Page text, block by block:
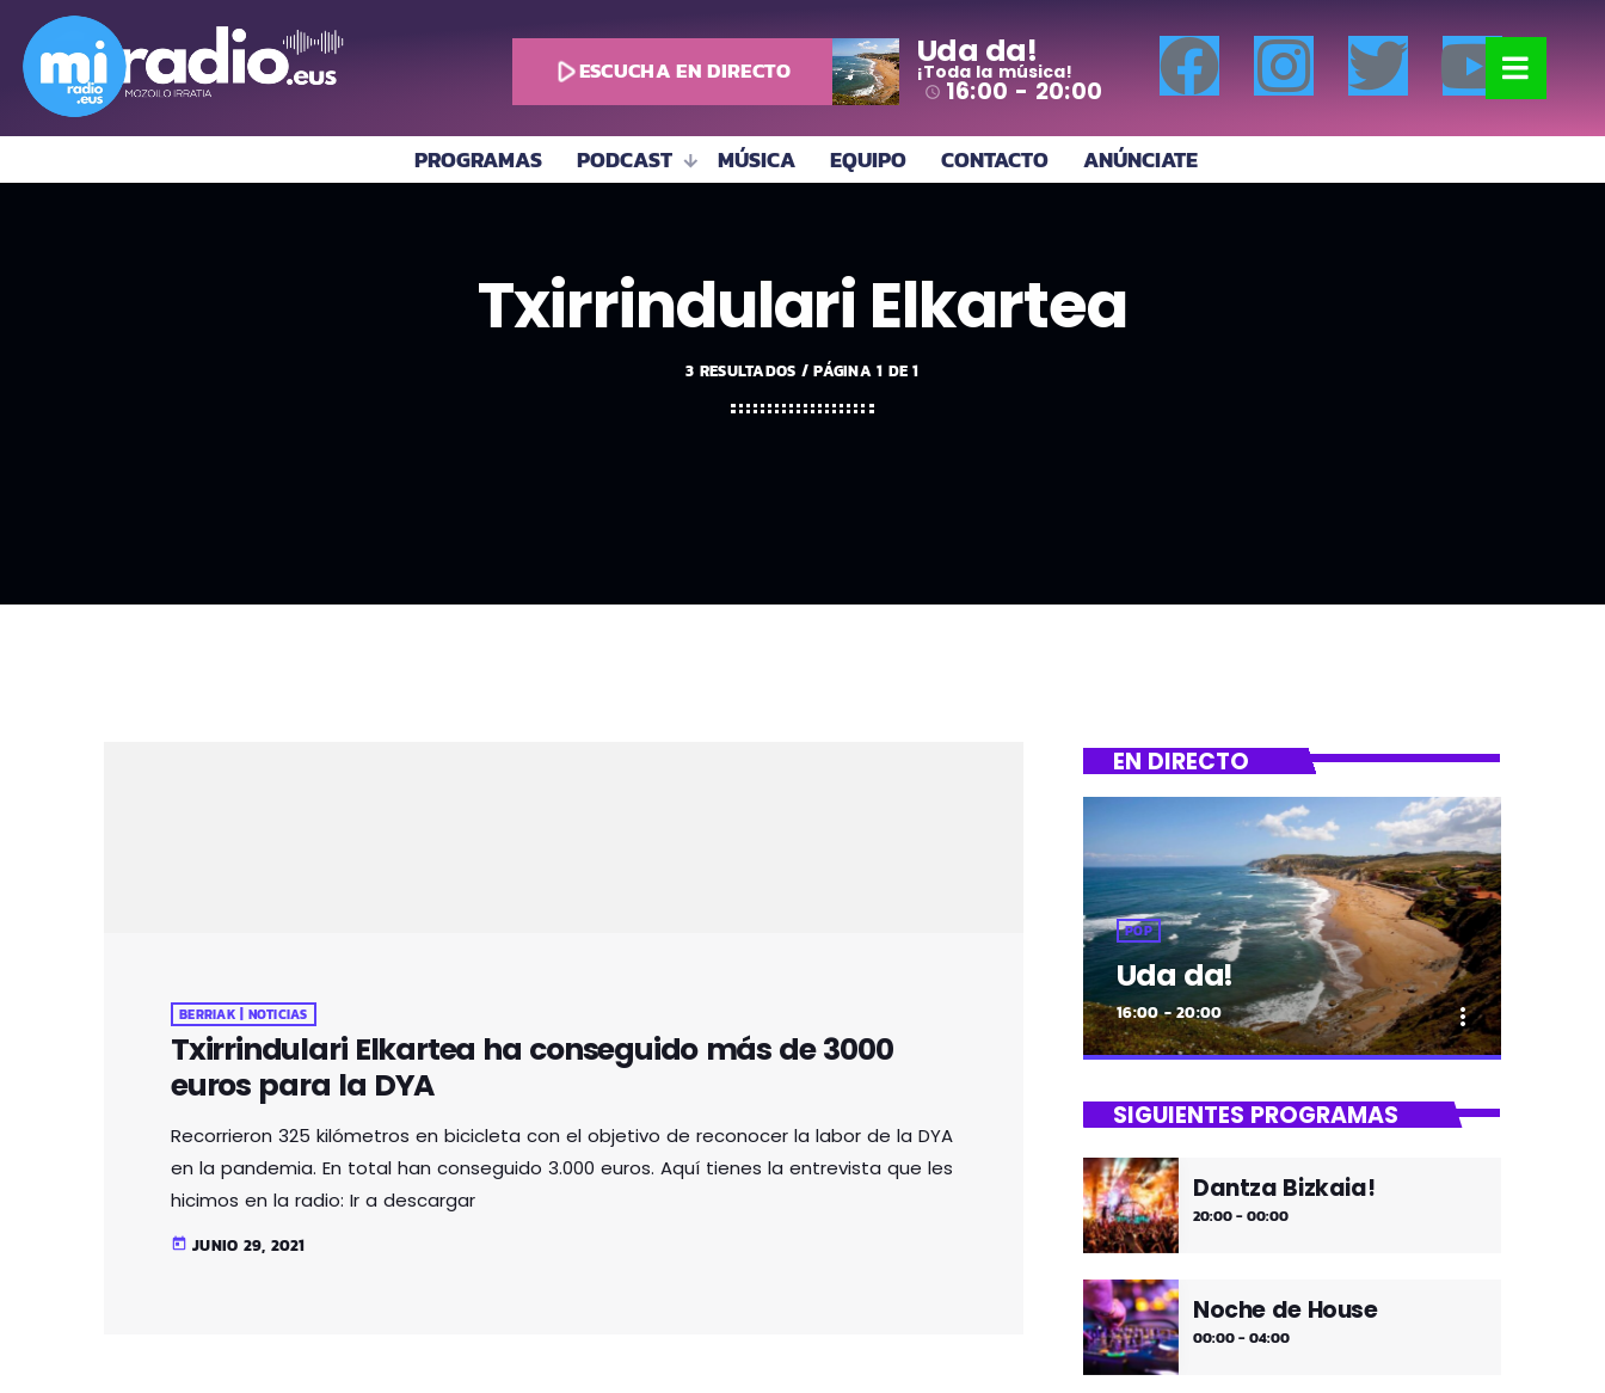
play_arrowESCUCHA EN DIRECTO Uda da!
¡Toda la música!
access_time 16:00 - 20:00
PROGRAMAS PODCAST MÚSICA EQUIPO CONTACTO ANÚNCIATE
Txirrindulari Elkartea
3 RESULTADOS / PÁGINA 1 DE 1
BERRIAK | NOTICIAS
Txirrindulari Elkartea ha conseguido más de 3000
euros para la DYA
Recorrieron 325 kilómetros en bicicleta con el objetivo de reconocer la labor de la DYA
en la pandemia. En total han conseguido 3.000 euros. Aquí tienes la entrevista que les
hicimos en la radio: Ir a descargar
today JUNIO 29, 2021
EN DIRECTO
POP
Uda da!
16:00 - 20:00 more_vert
Uda da!
¡Toda la música!
SIGUIENTES PROGRAMAS
Dantza Bizkaia!
20:00 - 00:00
Noche de House
00:00 - 04:00